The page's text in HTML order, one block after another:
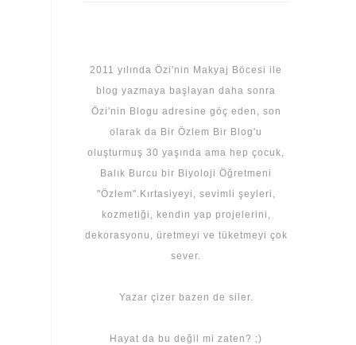
2011 yılında Özi'nin Makyaj Böcesi ile
blog yazmaya başlayan daha sonra
Özi'nin Blogu adresine göç eden, son
olarak da Bir Özlem Bir Blog'u
oluşturmuş 30 yaşında ama hep çocuk,
Balık Burcu bir Biyoloji Öğretmeni
"Özlem".Kırtasiyeyi, sevimli şeyleri,
kozmetiği, kendin yap projelerini,
dekorasyonu, üretmeyi ve tüketmeyi çok
sever.
Yazar çizer bazen de siler.
Hayat da bu değil mi zaten? ;)